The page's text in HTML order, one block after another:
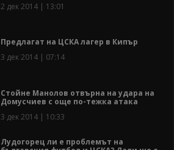
2 дек 2014 | 13:01
Предлагат на ЦСКА лагер в Кипър
3 дек 2014 | 07:14
Стойне Манолов отвърна на удара на
Домусчиев с още по-тежка атака
3 дек 2014 | 10:33
Лудогорец ли е проблемът на